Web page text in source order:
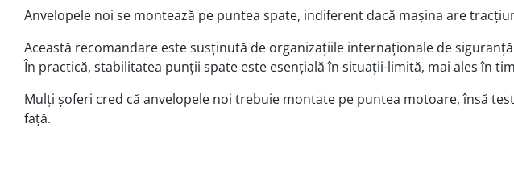
Anvelopele noi se montează pe puntea spate, indiferent dacă mașina are
Această recomandare este susținută de organizațiile internaționale de
În practică, stabilitatea punții spate este esențială în situații-limită, mai ales în
Mulți șoferi cred că anvelopele noi trebuie montate pe puntea motoare, însă
față.